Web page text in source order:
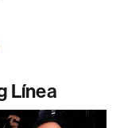
Línea